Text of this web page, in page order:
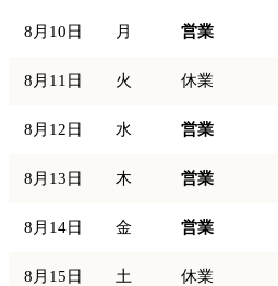
8月10日 月 営業
8月11日 火 休業
8月12日 水 営業
8月13日 木 営業
8月14日 金 営業
8月15日 土 休業